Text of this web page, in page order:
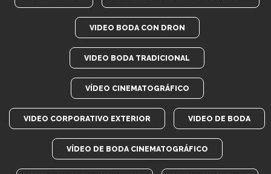
VIDEO BODA CON DRON
VIDEO BODA TRADICIONAL
VÍDEO CINEMATOGRÁFICO
VIDEO CORPORATIVO EXTERIOR VIDEO DE BODA
VÍDEO DE BODA CINEMATOGRÁFICO